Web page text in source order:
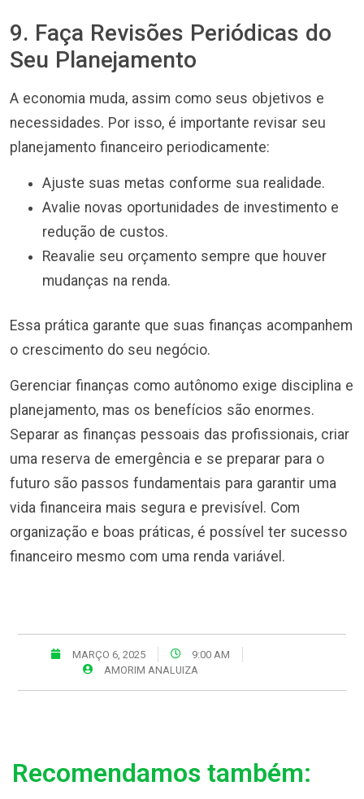
9. Faça Revisões Periódicas do
Seu Planejamento
A economia muda, assim como seus objetivos e
necessidades. Por isso, é importante revisar seu
planejamento financeiro periodicamente:
Ajuste suas metas conforme sua realidade.
Avalie novas oportunidades de investimento e
redução de custos.
Reavalie seu orçamento sempre que houver
mudanças na renda.
Essa prática garante que suas finanças acompanhem
o crescimento do seu negócio.
Gerenciar finanças como autônomo exige disciplina e
planejamento, mas os benefícios são enormes.
Separar as finanças pessoais das profissionais, criar
uma reserva de emergência e se preparar para o
futuro são passos fundamentais para garantir uma
vida financeira mais segura e previsível. Com
organização e boas práticas, é possível ter sucesso
financeiro mesmo com uma renda variável.
MARÇO 6, 2025
9:00 AM
AMORIM ANALUIZA
Recomendamos também: